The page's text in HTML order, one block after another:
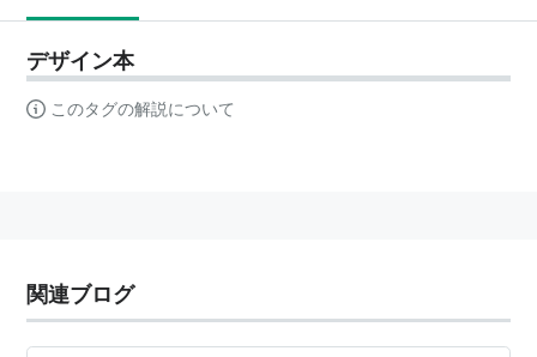
デザイン本
このタグの解説について
関連ブログ